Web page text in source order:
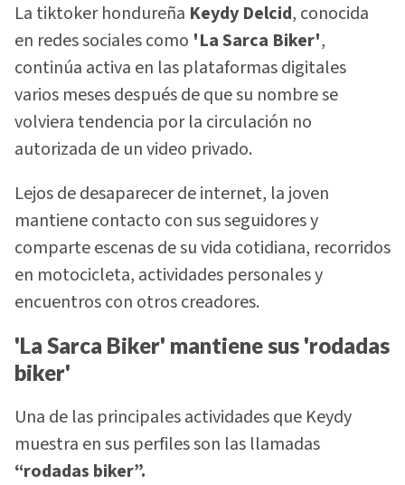
La tiktoker hondureña Keydy Delcid, conocida
en redes sociales como 'La Sarca Biker',
continúa activa en las plataformas digitales
varios meses después de que su nombre se
volviera tendencia por la circulación no
autorizada de un video privado.
Lejos de desaparecer de internet, la joven
mantiene contacto con sus seguidores y
comparte escenas de su vida cotidiana, recorridos
en motocicleta, actividades personales y
encuentros con otros creadores.
'La Sarca Biker' mantiene sus 'rodadas
biker'
Una de las principales actividades que Keydy
muestra en sus perfiles son las llamadas
“rodadas biker”.